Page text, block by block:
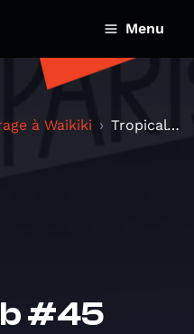
Menu
à Waikiki Tropical Club #45
#45